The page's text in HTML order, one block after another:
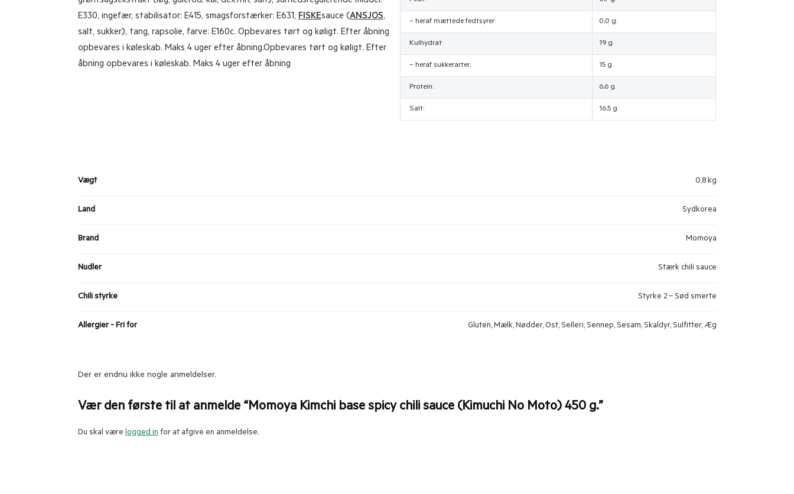
E330, ingefær, stabilisator: E415, smagsforstærker: E631,FISKEsauce (ANSJOS,
salt, sukker), tang, rapsolie, farve: E160c. Opbevares tørt og køligt. Efter åbning
opbevares i køleskab. Maks 4 uger efter åbning.Opbevares tørt og køligt. Efter
åbning opbevares i køleskab. Maks 4 uger efter åbning
– heraf mættede fedtsyrer: 0,0 g.
Kulhydrat: 19 g.
– heraf sukkerarter: 15 g.
Protein: 6,6 g.
Salt: 16,5 g.
Vægt 0,8 kg
Land Sydkorea
Brand Momoya
Nudler Stærk chili sauce
Chili styrke Styrke 2 – Sød smerte
Allergier - Fri for Gluten, Mælk, Nødder, Ost, Selleri, Sennep, Sesam, Skaldyr, Sulfitter, Æg
Der er endnu ikke nogle anmeldelser.
Vær den første til at anmelde “Momoya Kimchi base spicy chili sauce (Kimuchi No Moto) 450 g.”
Du skal værelogged infor at afgive en anmeldelse.